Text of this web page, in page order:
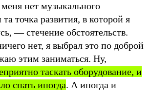
нет музыкального
точка развития, в которой я
— стечение обстоятельств.
нет, я выбрал это по доброй
этим заниматься. Ну,
таскать оборудование, и
спать иногда. А иногда и